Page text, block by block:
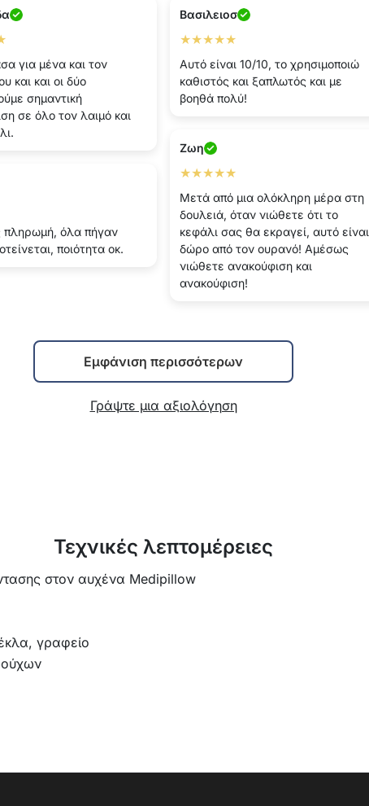
για μένα και τον
και και οι δύο
σημαντική
σε όλο τον λαιμό και
Βασιλειοσ
★★★★★
Αυτό είναι 10/10, το χρησιμοποιώ
καθιστός και ξαπλωτός και με
βοηθά πολύ!
Ζωη
★★★★★
Μετά από μια ολόκληρη μέρα στη
δουλειά, όταν νιώθετε ότι το
κεφάλι σας θα εκραγεί, αυτό είναι
δώρο από τον ουρανό! Αμέσως
νιώθετε ανακούφιση και
ανακούφιση!
όλα πήγαν
ποιότητα οκ.
Εμφάνιση περισσότερων
Γράψτε μια αξιολόγηση
Τεχνικές λεπτομέρειες
στον αυχένα Medipillow
γραφείο